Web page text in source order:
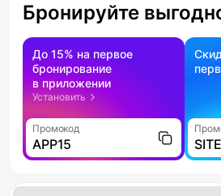
Бронируйте
До 15% на первое
бронирование
в приложении
Установить
Промокод
APP15